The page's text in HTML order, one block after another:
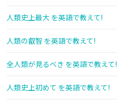
人類史上最大 を英語で教えて!
人類の叡智 を英語で教えて!
全人類が見るべき を英語で教えて!
人類史上初めて を英語で教えて!